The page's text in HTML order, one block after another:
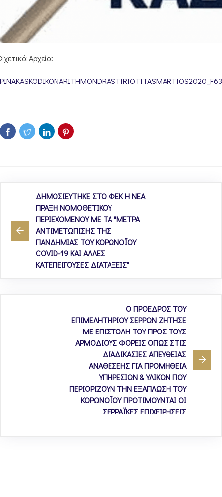
Σχετικά Αρχεία:
ΔΗΜΟΣΙΕΥΤΗΚΕ ΣΤΟ ΦΕΚ Η ΝΕΑ
ΠΡΑΞΗ ΝΟΜΟΘΕΤΙΚΟΥ
ΠΕΡΙΕΧΟΜΕΝΟΥ ΜΕ ΤΑ "ΜΕΤΡΑ
ΑΝΤΙΜΕΤΩΠΙΣΗΣ ΤΗΣ
ΠΑΝΔΗΜΙΑΣ ΤΟΥ ΚΟΡΩΝΟΪΟΥ
COVID-19 ΚΑΙ ΑΛΛΕΣ
ΚΑΤΕΠΕΙΓΟΥΣΕΣ ΔΙΑΤΑΞΕΙΣ"
Ο ΠΡΟΕΔΡΟΣ ΤΟΥ
ΕΠΙΜΕΛΗΤΗΡΙΟΥ ΣΕΡΡΩΝ ΖΗΤΗΣΕ
ΜΕ ΕΠΙΣΤΟΛΗ ΤΟΥ ΠΡΟΣ ΤΟΥΣ
ΑΡΜΟΔΙΟΥΣ ΦΟΡΕΙΣ ΟΠΩΣ ΣΤΙΣ
ΔΙΑΔΙΚΑΣΙΕΣ ΑΠΕΥΘΕΙΑΣ
ΑΝΑΘΕΣΕΗΣ ΓΙΑ ΠΡΟΜΗΘΕΙΑ
ΥΠΗΡΕΣΙΩΝ & ΥΛΙΚΩΝ ΠΟΥ
ΠΕΡΙΟΡΙΖΟΥΝ ΤΗΝ ΕΞΑΠΛΩΣΗ ΤΟΥ
ΚΟΡΩΝΟΪΟΥ ΠΡΟΤΙΜΟΥΝΤΑΙ ΟΙ
ΣΕΡΡΑΪΚΕΣ ΕΠΙΧΕΙΡΗΣΕΙΣ